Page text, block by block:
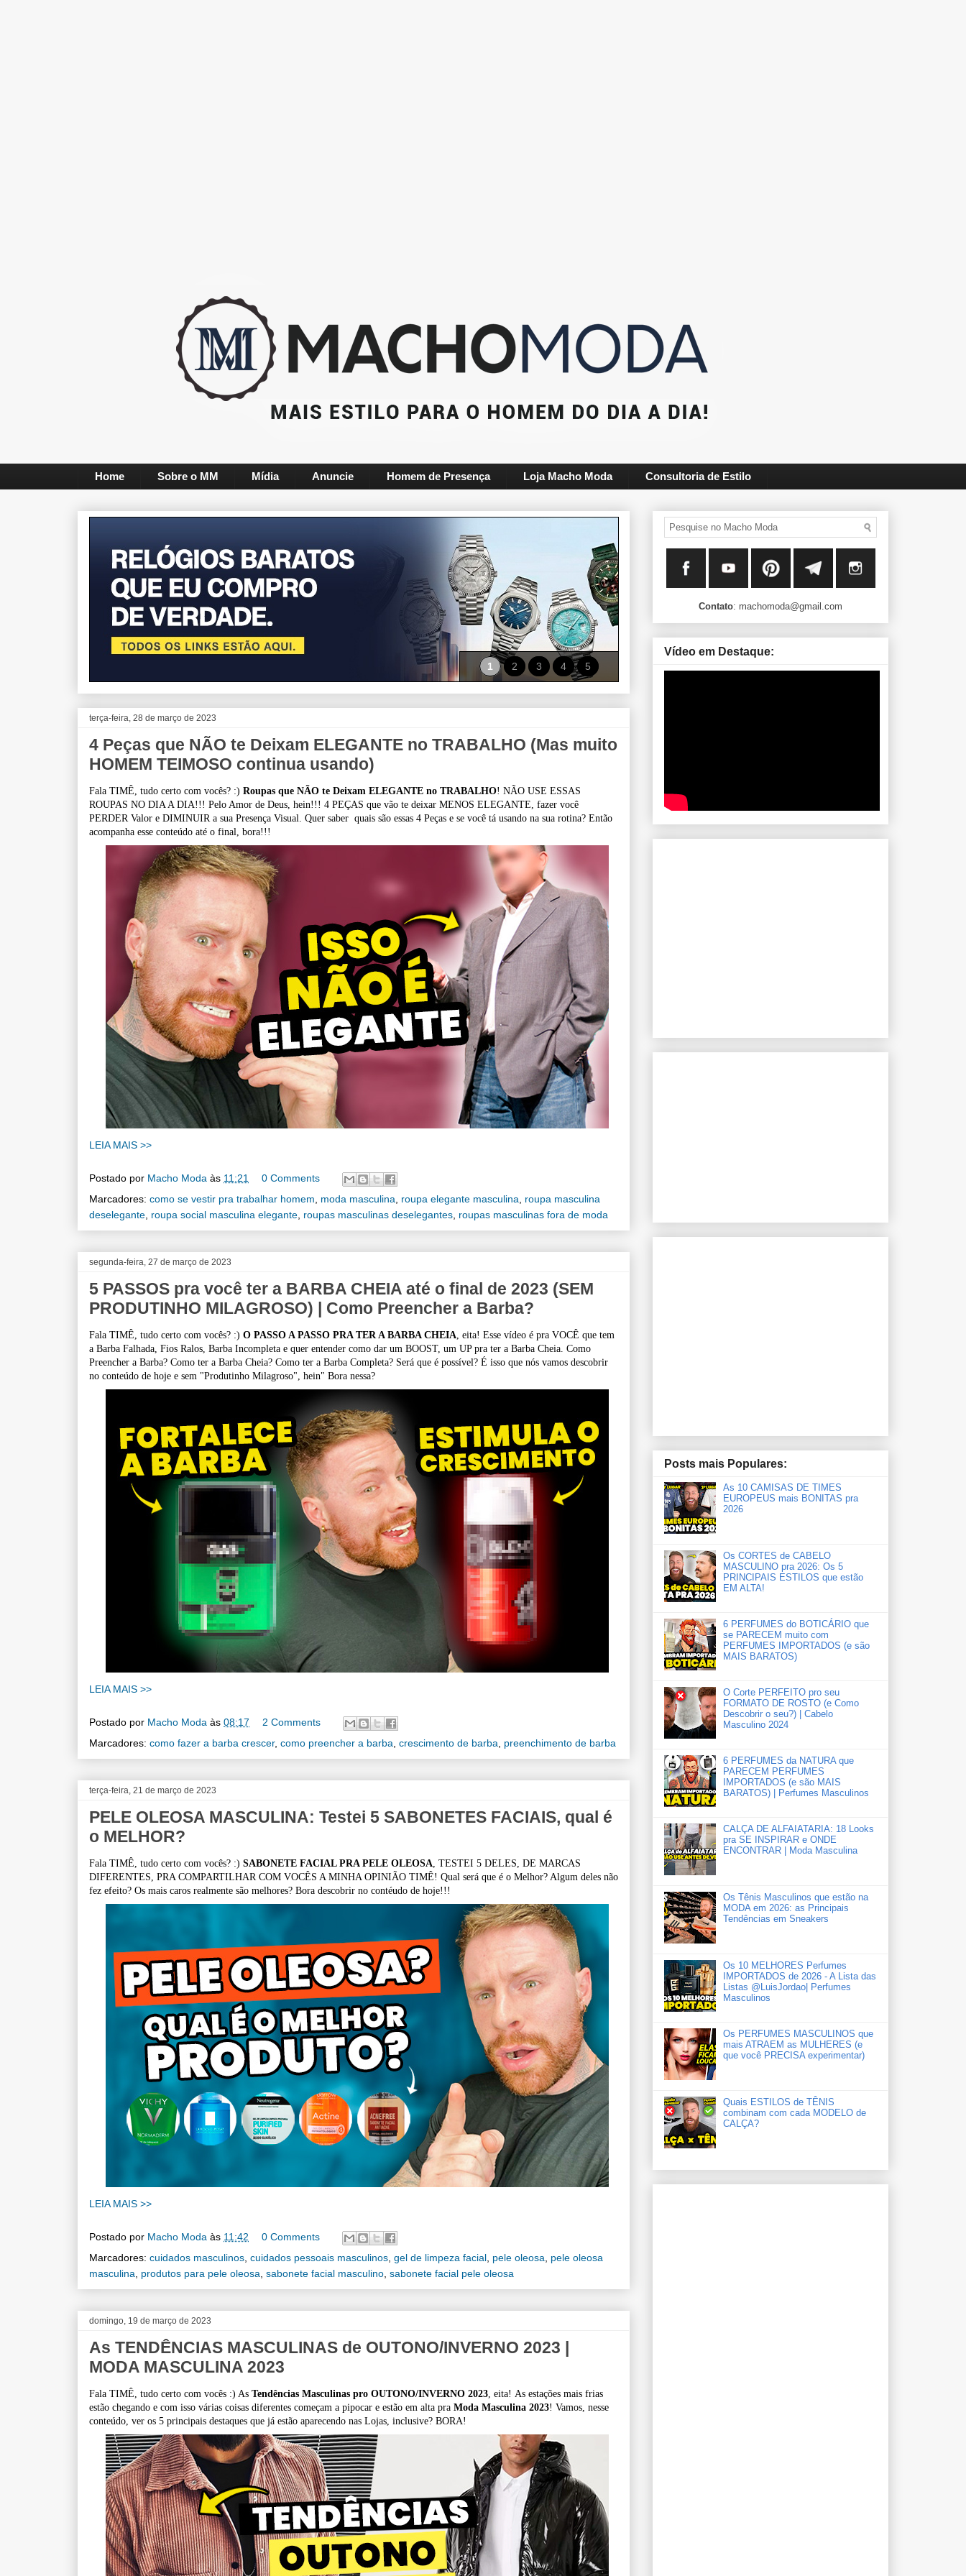
Home Sobre o MM Mídia Anuncie Homem de Presença Loja Macho Moda Consultoria de Estilo
1 2 3 4 5
terça-feira, 28 de março de 2023
4 Peças que NÃO te Deixam ELEGANTE no TRABALHO (Mas muito
HOMEM TEIMOSO continua usando)
Fala TIMÊ, tudo certo com vocês? :) Roupas que NÃO te Deixam ELEGANTE no TRABALHO! NÃO USE ESSAS
ROUPAS NO DIA A DIA!!! Pelo Amor de Deus, hein!!! 4 PEÇAS que vão te deixar MENOS ELEGANTE, fazer você
PERDER Valor e DIMINUIR a sua Presença Visual. Quer saber quais são essas 4 Peças e se você tá usando na sua rotina? Então
acompanha esse conteúdo até o final, bora!!!
LEIA MAIS >>
Postado por Macho Moda às 11:21
0 Comments
Marcadores: como se vestir pra trabalhar homem moda masculina roupa elegante masculina
roupa masculina
deselegante roupa social masculina elegante roupas masculinas deselegantes roupas masculinas fora de moda
segunda-feira, 27 de março de 2023
5 PASSOS pra você ter a BARBA CHEIA até o final de 2023 (SEM
PRODUTINHO MILAGROSO) | Como Preencher a Barba?
Fala TIMÊ, tudo certo com vocês? :) O PASSO A PASSO PRA TER A BARBA CHEIA, eita! Esse vídeo é pra VOCÊ que tem
a Barba Falhada, Fios Ralos, Barba Incompleta e quer entender como dar um BOOST, um UP pra ter a Barba Cheia. Como
Preencher a Barba? Como ter a Barba Cheia? Como ter a Barba Completa? Será que é possível? É isso que nós vamos descobrir
no conteúdo de hoje e sem "Produtinho Milagroso", hein" Bora nessa?
LEIA MAIS >>
Postado por Macho Moda às 08:17
2 Comments
Marcadores: como fazer a barba crescer, como preencher a barba crescimento de barba preenchimento de barba
terça-feira, 21 de março de 2023
PELE OLEOSA MASCULINA: Testei 5 SABONETES FACIAIS, qual é
o MELHOR?
Fala TIMÊ, tudo certo com vocês? :) SABONETE FACIAL PRA PELE OLEOSA, TESTEI 5 DELES, DE MARCAS
DIFERENTES, PRA COMPARTILHAR COM VOCÊS A MINHA OPINIÃO TIMÊ! Qual será que é o Melhor? Algum deles não
fez efeito? Os mais caros realmente são melhores? Bora descobrir no contéudo de hoje!!!
LEIA MAIS >>
Postado por Macho Moda às 11:42
0 Comments
Marcadores: cuidados masculinos cuidados pessoais masculinos gel de limpeza facial pele oleosa
pele oleosa
masculina
produtos para pele oleosa sabonete facial masculino sabonete facial pele oleosa
domingo, 19 de março de 2023
As TENDÊNCIAS MASCULINAS de OUTONO/INVERNO 2023 |
MODA MASCULINA 2023
Fala TIMÊ, tudo certo com vocês :) As Tendências Masculinas pro OUTONO/INVERNO 2023, eita! As estações mais frias
estão chegando e com isso várias coisas diferentes começam a pipocar e estão em alta pra Moda Masculina 2023! Vamos, nesse
conteúdo, ver os 5 principais destaques que já estão aparecendo nas Lojas, inclusive? BORA!
Contato: machomoda@gmail.com
Vídeo em Destaque:
Posts mais Populares:
As 10 CAMISAS DE TIMES
EUROPEUS mais BONITAS pra
2026
Os CORTES de CABELO
MASCULINO pra 2026: Os 5
PRINCIPAIS ESTILOS que estão
EM ALTA!
6 PERFUMES do BOTICÁRIO que
se PARECEM muito com
PERFUMES IMPORTADOS (e são
MAIS BARATOS)
O Corte PERFEITO pro seu
FORMATO DE ROSTO (e Como
Descobrir o seu?) | Cabelo
Masculino 2024
6 PERFUMES da NATURA que
PARECEM PERFUMES
IMPORTADOS (e são MAIS
BARATOS) | Perfumes Masculinos
CALÇA DE ALFAIATARIA: 18 Looks
pra SE INSPIRAR e ONDE
ENCONTRAR | Moda Masculina
Os Tênis Masculinos que estão na
MODA em 2026: as Principais
Tendências em Sneakers
Os 10 MELHORES Perfumes
IMPORTADOS de 2026 - A Lista das
Listas ‪‪‪@LuisJordao‬| Perfumes
Masculinos
Os PERFUMES MASCULINOS que
mais ATRAEM as MULHERES (e
que você PRECISA experimentar)
Quais ESTILOS de TÊNIS
combinam com cada MODELO de
CALÇA?